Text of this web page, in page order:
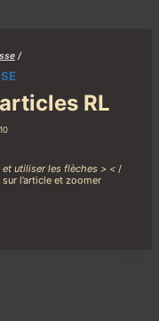
/
RL
et utiliser les flèches > < /
l’article et zoomer